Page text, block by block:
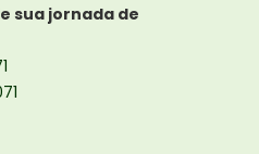
sua jornada de